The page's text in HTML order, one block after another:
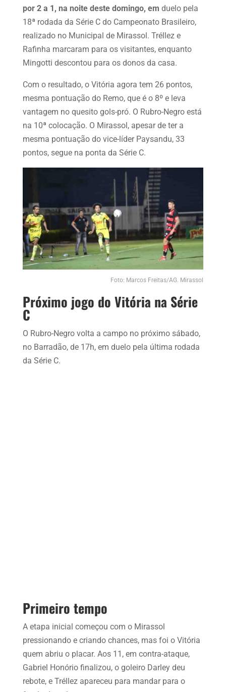
por 2 a 1, na noite deste domingo, em duelo pela
18ª rodada da Série C do Campeonato Brasileiro,
realizado no Municipal de Mirassol. Tréllez e
Rafinha marcaram para os visitantes, enquanto
Mingotti descontou para os donos da casa.
Com o resultado, o Vitória agora tem 26 pontos,
mesma pontuação do Remo, que é o 8º e leva
vantagem no quesito gols-pró. O Rubro-Negro está
na 10ª colocação. O Mirassol, apesar de ter a
mesma pontuação do vice-líder Paysandu, 33
pontos, segue na ponta da Série C.
Foto: Marcos Freitas/AG. Mirassol
Próximo jogo do Vitória na Série
C
O Rubro-Negro volta a campo no próximo sábado,
no Barradão, de 17h, em duelo pela última rodada
da Série C.
Primeiro tempo
A etapa inicial começou com o Mirassol
pressionando e criando chances, mas foi o Vitória
quem abriu o placar. Aos 11, em contra-ataque,
Gabriel Honório finalizou, o goleiro Darley deu
rebote, e Tréllez apareceu para mandar para o